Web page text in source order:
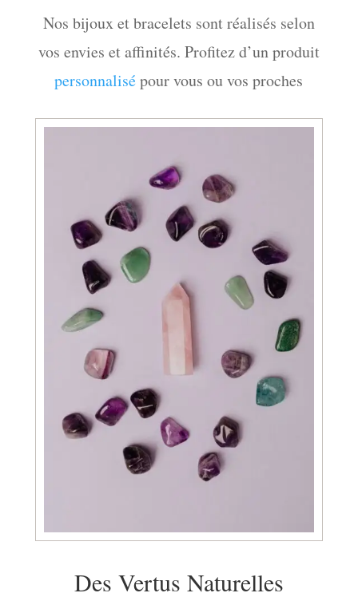
Nos bijoux et bracelets sont réalisés selon
vos envies et affinités. Profitez d’un produit
personnalisépour vous ou vos proches
Des Vertus Naturelles